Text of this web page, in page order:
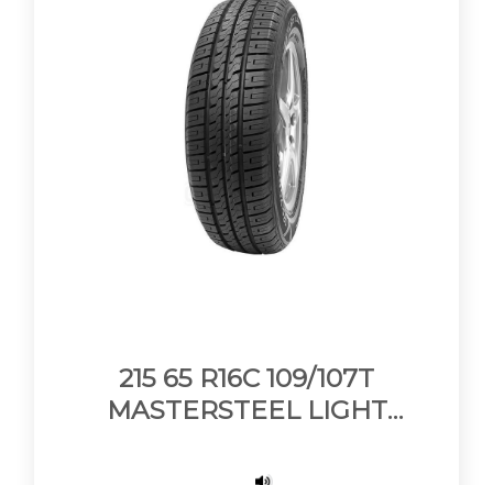
215 65 R16C 109/107T
MASTERSTEEL LIGHT